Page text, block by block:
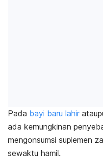
Pada bayi baru lahir
ada kemungkinan
mengonsumsi suplemen
sewaktu hamil.